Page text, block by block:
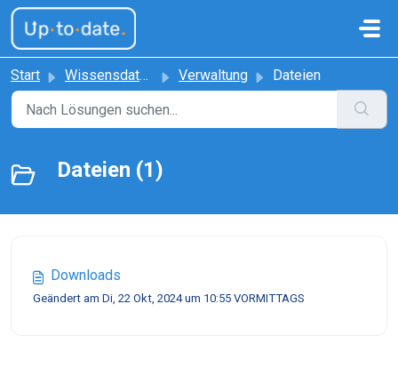
Zum hauptsächlichen Inhalt gehen
Start Wissensdatenbank Verwaltung Dateien
Dateien (1)
Downloads
Geändert am Di, 22 Okt, 2024 um 10:55 VORMITTAGS